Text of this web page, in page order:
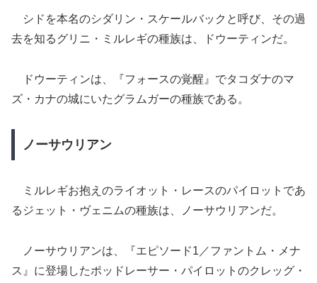
シドを本名のシダリン・スケールバックと呼び、その過
去を知るグリニ・ミルレギの種族は、ドウーティンだ。
ドウーティンは、『フォースの覚醒』でタコダナのマ
ズ・カナの城にいたグラムガーの種族である。
ノーサウリアン
ミルレギお抱えのライオット・レースのパイロットであ
るジェット・ヴェニムの種族は、ノーサウリアンだ。
ノーサウリアンは、『エピソード1／ファントム・メナ
ス』に登場したポッドレーサー・パイロットのクレッグ・